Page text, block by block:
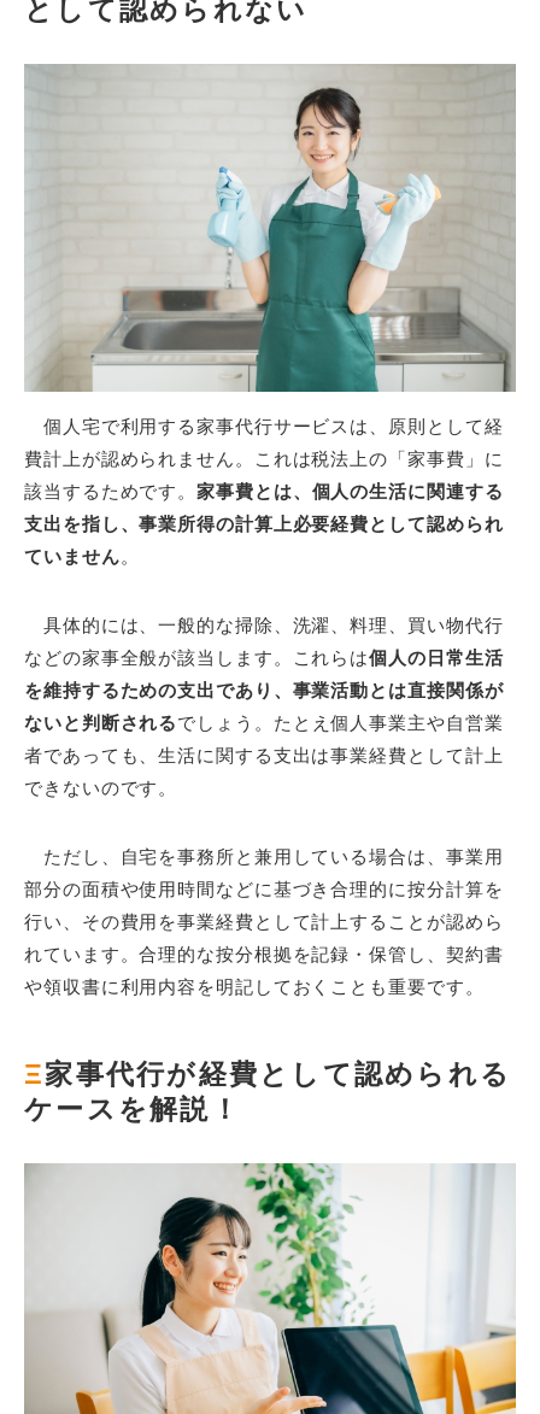
として認められない
個人宅で利用する家事代行サービスは、原則として経
費計上が認められません。これは税法上の「家事費」に
該当するためです。家事費とは、個人の生活に関連する
支出を指し、事業所得の計算上必要経費として認められ
ていません。
具体的には、一般的な掃除、洗濯、料理、買い物代行
などの家事全般が該当します。これらは個人の日常生活
を維持するための支出であり、事業活動とは直接関係が
ないと判断されるでしょう。たとえ個人事業主や自営業
者であっても、生活に関する支出は事業経費として計上
できないのです。
ただし、自宅を事務所と兼用している場合は、事業用
部分の面積や使用時間などに基づき合理的に按分計算を
行い、その費用を事業経費として計上することが認めら
れています。合理的な按分根拠を記録・保管し、契約書
や領収書に利用内容を明記しておくことも重要です。
Ξ家事代行が経費として認められる
ケースを解説！